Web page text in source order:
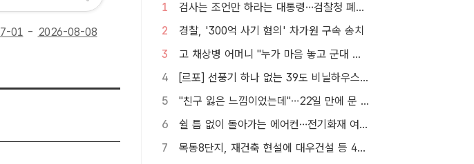
-
1
검사는 조언만 하라는 대통령…검찰청 폐지 앞둔 합수본 '딜레마'
2
경찰, '300억 사기 혐의' 차가원 구속 송치
3
고 채상병 어머니 "누가 마음 놓고 군대 보내겠나"…임성근 징역 3년에 분통
4
[르포] 선풍기 하나 없는 39도 비닐하우스…이주노동자의 '악몽같은 폭염'
5
"친구 잃은 느낌이었는데"…22일 만에 문 연 홈플러스 가보니[TF현장]
6
쉴 틈 없이 돌아가는 에어컨…전기화재 여름철에 몰린다
7
목동8단지, 재건축 현설에 대우건설 등 4곳…경쟁 입찰 성사될까